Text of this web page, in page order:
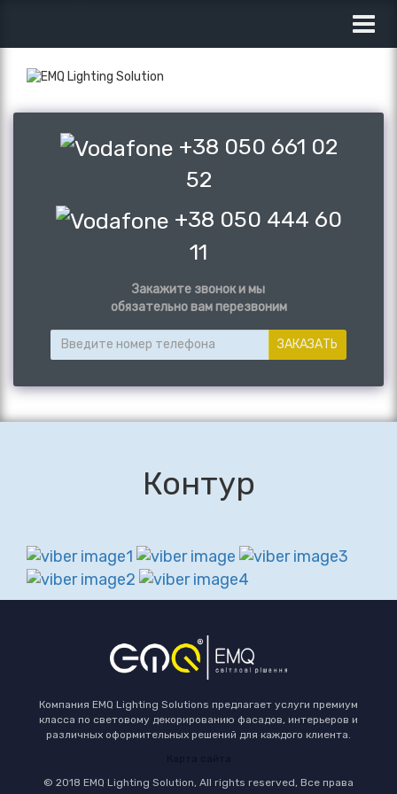
+38 050 661 02
52
+38 050 444 60
11
Закажите звонок и мы
обязательно вам перезвоним
ЗАКАЗАТЬ
Контур
Компания EMQ Lighting Solutions предлагает услуги премиум
класса по световому декорированию фасадов, интерьеров и
различных оформительных решений для каждого клиента.
© 2018 EMQ Lighting Solution, All rights reserved, Все права